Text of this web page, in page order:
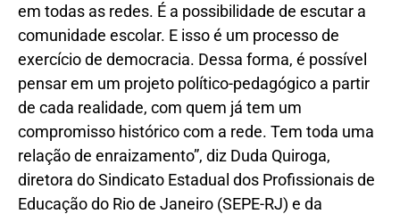
em todas as redes. É a possibilidade de escutar a
comunidade escolar. E isso é um processo de
exercício de democracia. Dessa forma, é possível
pensar em um projeto político-pedagógico a partir
de cada realidade, com quem já tem um
compromisso histórico com a rede. Tem toda uma
relação de enraizamento”, diz Duda Quiroga,
diretora do Sindicato Estadual dos Profissionais de
Educação do Rio de Janeiro (SEPE-RJ) e da